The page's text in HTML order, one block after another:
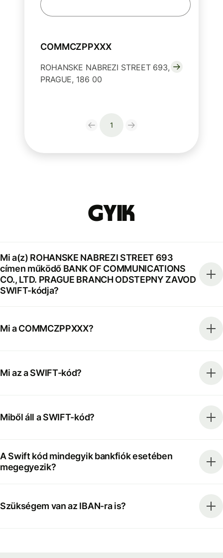
COMMCZPPXXX
ROHANSKE NABREZI STREET 693,
PRAGUE, 186 00
1
GYIK
Mi a(z) ROHANSKE NABREZI STREET 693
címen működő BANK OF COMMUNICATIONS
CO., LTD. PRAGUE BRANCH ODSTEPNY ZAVOD
SWIFT-kódja?
Mi a COMMCZPPXXX?
Mi az a SWIFT-kód?
Miből áll a SWIFT-kód?
A Swift kód mindegyik bankfiók esetében
megegyezik?
Szükségem van az IBAN-ra is?